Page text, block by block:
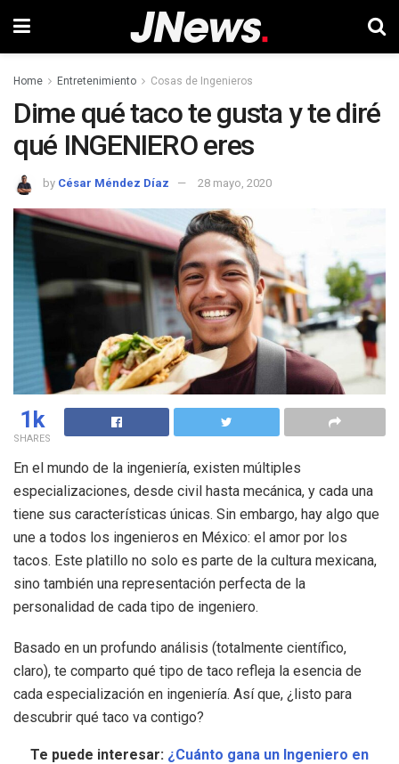
Home Entretenimiento Cosas de Ingenieros
Dime qué taco te gusta y te diré
qué INGENIERO eres
by César Méndez Díaz 28 mayo, 2020
1k
SHARES
En el mundo de la ingeniería, existen múltiples
especializaciones, desde civil hasta mecánica, y cada una
tiene sus características únicas. Sin embargo, hay algo que
une a todos los ingenieros en México: el amor por los
tacos. Este platillo no solo es parte de la cultura mexicana,
sino también una representación perfecta de la
personalidad de cada tipo de ingeniero.
Basado en un profundo análisis (totalmente científico,
claro), te comparto qué tipo de taco refleja la esencia de
cada especialización en ingeniería. Así que, ¿listo para
descubrir qué taco va contigo?
Te puede interesar: ¿Cuánto gana un Ingeniero en